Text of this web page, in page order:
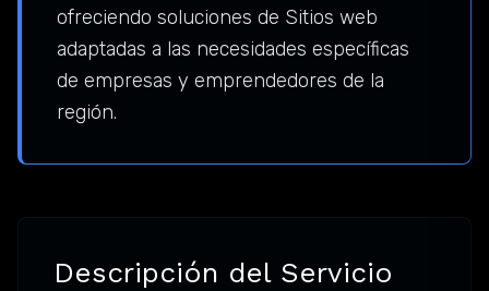
ofreciendo soluciones de Sitios web
adaptadas a las necesidades específicas
de empresas y emprendedores de la
región.
Descripción del Servicio